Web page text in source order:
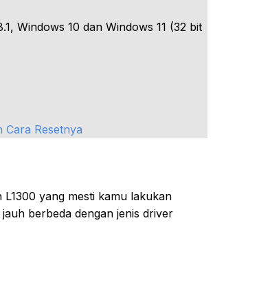
Windows 10 dan Windows 11 (32 bit
Cara Resetnya
yang mesti kamu lakukan
berbeda dengan jenis driver